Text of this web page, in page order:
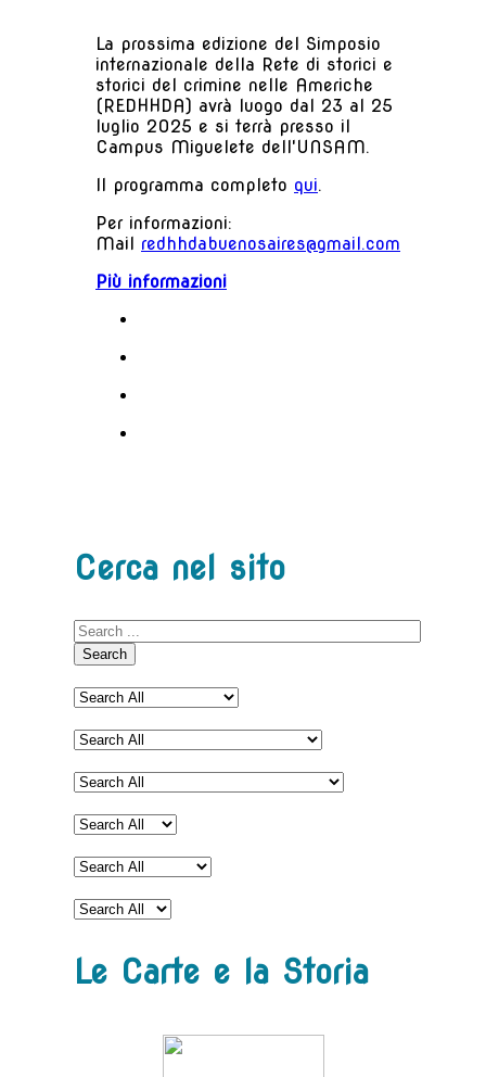
La prossima edizione del Simposio
internazionale della Rete di storici e
storici del crimine nelle Americhe
(REDHHDA) avrà luogo dal 23 al 25
luglio 2025 e si terrà presso il
Campus Miguelete dell'UNSAM.
Il programma completo qui.
Per informazioni:
Mail redhhdabuenosaires@gmail.com
Più informazioni
Cerca nel sito
Search
Le Carte e la Storia